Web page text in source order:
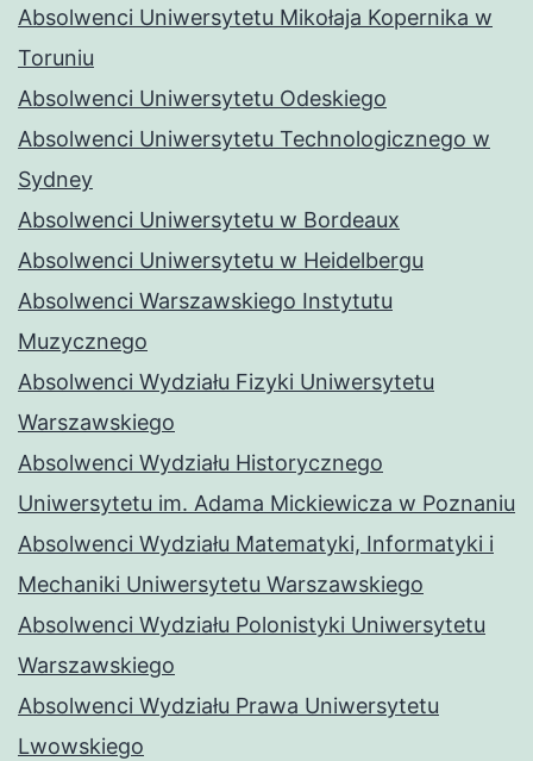
Absolwenci Uniwersytetu Mikołaja Kopernika w
Toruniu
Absolwenci Uniwersytetu Odeskiego
Absolwenci Uniwersytetu Technologicznego w
Sydney
Absolwenci Uniwersytetu w Bordeaux
Absolwenci Uniwersytetu w Heidelbergu
Absolwenci Warszawskiego Instytutu
Muzycznego
Absolwenci Wydziału Fizyki Uniwersytetu
Warszawskiego
Absolwenci Wydziału Historycznego
Uniwersytetu im. Adama Mickiewicza w Poznaniu
Absolwenci Wydziału Matematyki, Informatyki i
Mechaniki Uniwersytetu Warszawskiego
Absolwenci Wydziału Polonistyki Uniwersytetu
Warszawskiego
Absolwenci Wydziału Prawa Uniwersytetu
Lwowskiego